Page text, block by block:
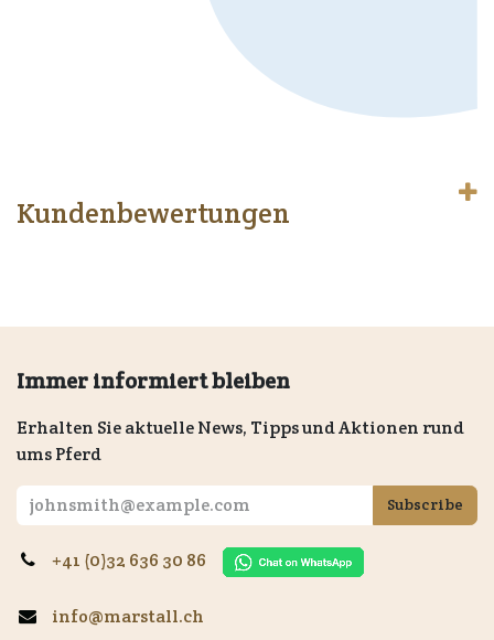
Kundenbewertungen
Immer informiert bleiben
Erhalten Sie aktuelle News, Tipps und Aktionen rund
ums Pferd
Subscribe
+41 (0)32 636 30 86
info@marstall.ch